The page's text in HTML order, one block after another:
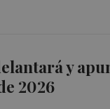
y
2026